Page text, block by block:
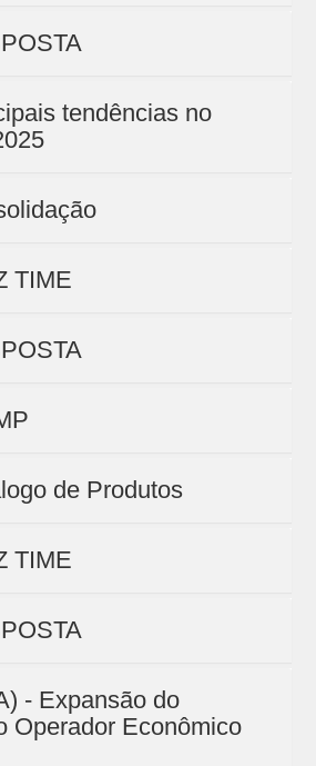
tendências no
TIME
de Produtos
TIME
- Expansão do
Operador Econômico